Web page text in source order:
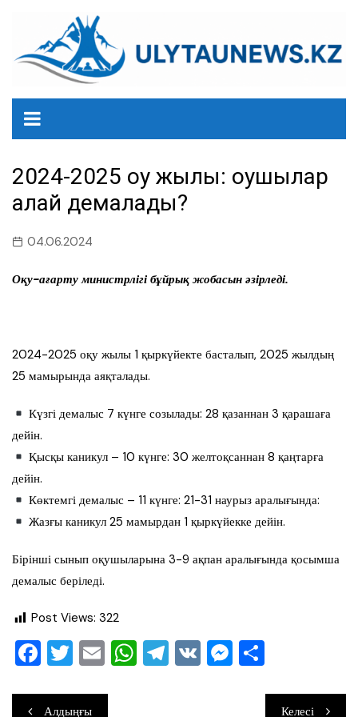
содержанию
2024-2025 оқу жылы: оқушылар
қалай демалады?
04.06.2024
Оқу-ағарту министрлігі бұйрық жобасын әзірледі.
2024-2025 оқу жылы 1 қыркүйекте басталып, 2025 жылдың
25 мамырында аяқталады.
Күзгі демалыс 7 күнге созылады: 28 қазаннан 3 қарашаға
дейін.
Қысқы каникул – 10 күнге: 30 желтоқсаннан 8 қаңтарға
дейін.
Көктемгі демалыс – 11 күнге: 21-31 наурыз аралығында:
Жазғы каникул 25 мамырдан 1 қыркүйекке дейін.
Бірінші сынып оқушыларына 3-9 ақпан аралығында қосымша
демалыс беріледі.
Post Views: 322
F
c
T
tt
E
ai
W T V M
ра
Навигация
Алдыңғы Келесі